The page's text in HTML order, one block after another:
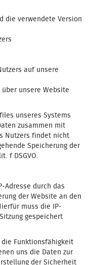
die verwendete Version
auf unsere
unsere Website
unseres Systems
zusammen mit
Nutzers findet nicht
Speicherung der
f DSGVO.
Adresse durch das
der Website an den
muss die IP-
gespeichert
Funktionsfähigkeit
uns die Daten zur
der Sicherheit